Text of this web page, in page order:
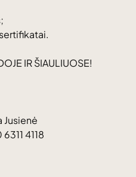
IR ŠIAULIUOSE!
Jusienė
4118